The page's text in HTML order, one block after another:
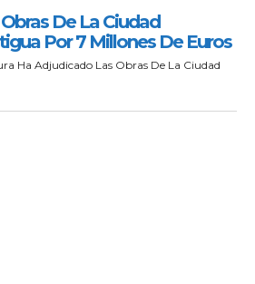
De La Ciudad
Por 7 Millones De Euros
Ha Adjudicado Las Obras De La Ciudad